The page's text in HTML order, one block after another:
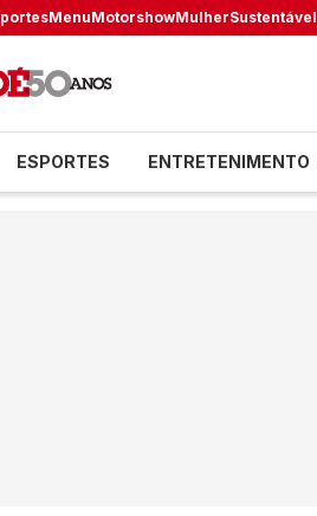
MenuMotorshowMulherSustentável
ESPORTES ENTRETENIMENTO